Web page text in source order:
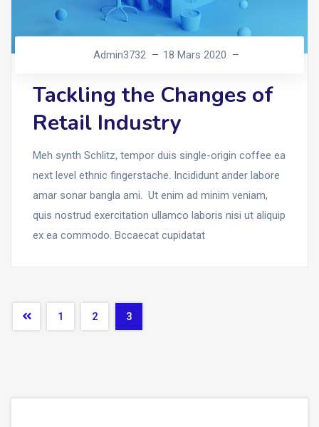
Admin3732 18 Mars 2020
Tackling the Changes of
Retail Industry
Meh synth Schlitz, tempor duis single-origin coffee ea
next level ethnic fingerstache. Incididunt ander labore
amar sonar bangla ami. Ut enim ad minim veniam,
quis nostrud exercitation ullamco laboris nisi ut aliquip
ex ea commodo. Bccaecat cupidatat
1 2 3